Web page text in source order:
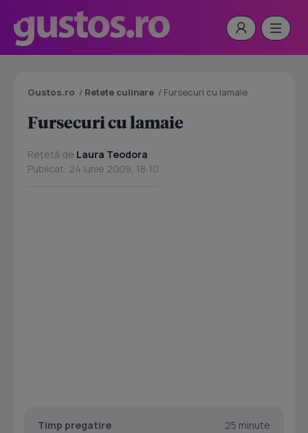
Gustos.ro / Retete culinare / Fursecuri cu lamaie
Fursecuri cu lamaie
Rețetă de Laura Teodora
Publicat: 24 Iunie 2009, 18:10
Timp pregatire
25 minute